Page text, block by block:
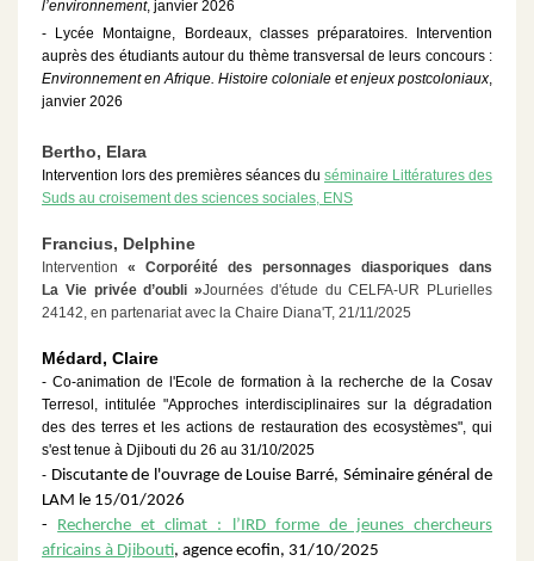
l’environnement, janvier 2026
- Lycée Montaigne, Bordeaux, classes préparatoires. Intervention
auprès des étudiants autour du thème transversal de leurs concours :
Environnement en Afrique. Histoire coloniale et enjeux postcoloniaux,
janvier 2026
Bertho, Elara
Intervention lors des premières séances du séminaire Littératures des
Suds au croisement des sciences sociales, ENS
Francius, Delphine
Intervention « Corporéité des personnages diasporiques dans
La Vie privée d’oubli »Journées d'étude du CELFA-UR PLurielles
24142, en partenariat avec la Chaire Diana'T, 21/11/2025
Médard, Claire
- Co-animation de l'Ecole de formation à la recherche de la Cosav
Terresol, intitulée "Approches interdisciplinaires sur la dégradation
des des terres et les actions de restauration des ecosystèmes", qui
s'est tenue à Djibouti du 26 au 31/10/2025
- Discutante de l'ouvrage de Louise Barré, Séminaire général de
LAM le 15/01/2026
- Recherche et climat : l’IRD forme de jeunes chercheurs
africains à Djibouti, agence ecofin, 31/10/2025